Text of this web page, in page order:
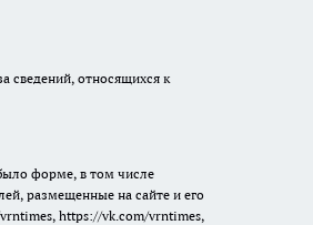
сведений, относящихся к
форме, в том числе
размещенные на сайте и его
, https://vk.com/vrntimes,